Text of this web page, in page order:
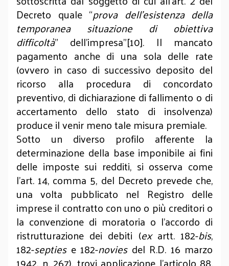
Decreto quale “prova dell’esistenza della
temporanea situazione di obiettiva
difficoltà” dell’impresa”[10]. Il mancato
pagamento anche di una sola delle rate
(ovvero in caso di successivo deposito del
ricorso alla procedura di concordato
preventivo, di dichiarazione di fallimento o di
accertamento dello stato di insolvenza)
produce il venir meno tale misura premiale.
Sotto un diverso profilo afferente la
determinazione della base imponibile ai fini
delle imposte sui redditi, si osserva come
l’art. 14, comma 5, del Decreto prevede che,
una volta pubblicato nel Registro delle
imprese il contratto con uno o più creditori o
la convenzione di moratoria o l’accordo di
ristrutturazione dei debiti (ex artt. 182-bis,
182-septiese 182-noviesdel R.D. 16 marzo